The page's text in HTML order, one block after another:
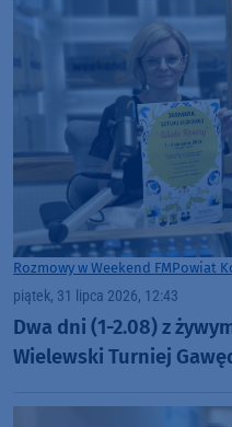
Rozmowy w Weekend FMPowiat
piątek, 31 lipca 2026, 12:43
Dwa dni (1-2.08) z
Wielewski Turniej